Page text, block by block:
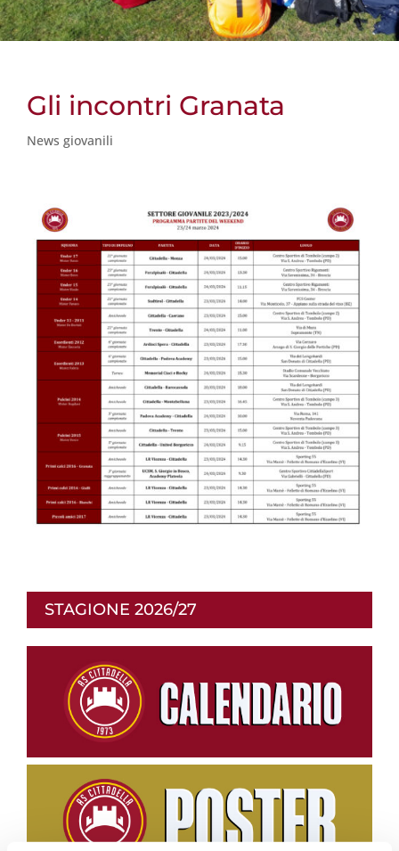
Gli incontri Granata
News giovanili
STAGIONE 2026/27